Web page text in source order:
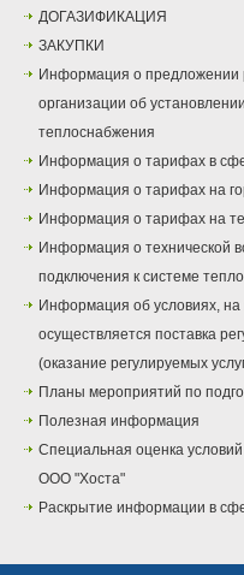
ДОГАЗИФИКАЦИЯ
ЗАКУПКИ
Информация о предложении
организации об
теплоснабжения
Информация о тарифах в
Информация о тарифах на
Информация о тарифах на
Информация о технической
подключения к системе
Информация об условиях, на
осуществляется поставка
(оказание регулируемых
Планы мероприятий по
Полезная информация
Специальная оценка
ООО "Хоста"
Раскрытие информации в